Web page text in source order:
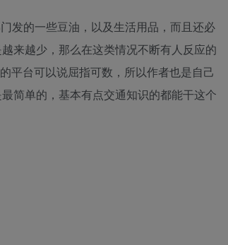
发的一些豆油，以及生活用品，而且还必
来越少，那么在这类情况不断有人反应的
平台可以说屈指可数，所以作者也是自己
简单的，基本有点交通知识的都能干这个